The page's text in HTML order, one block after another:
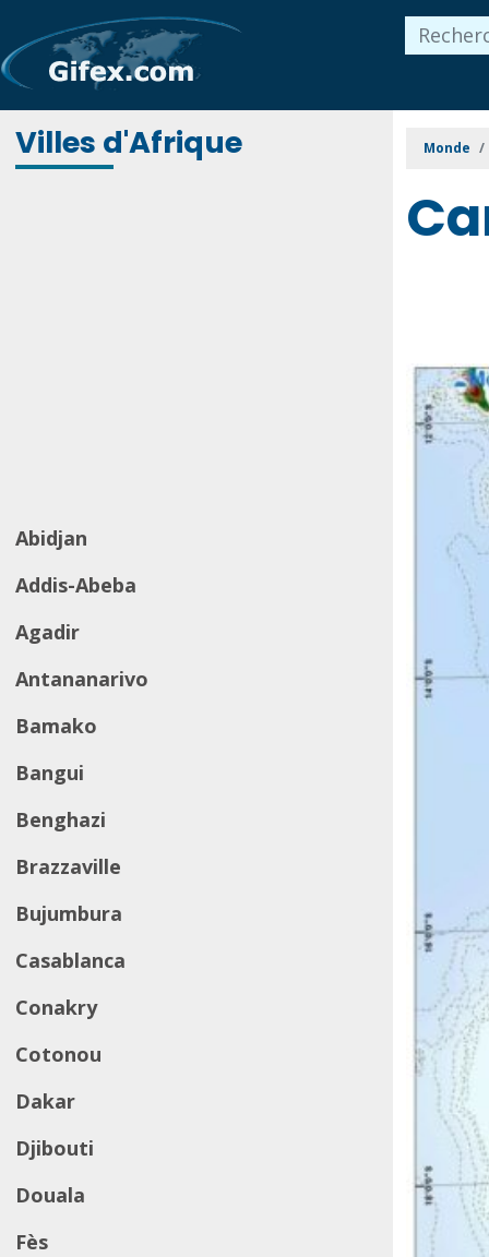
Villes d'Afrique
Abidjan
Addis-Abeba
Agadir
Antananarivo
Bamako
Bangui
Benghazi
Brazzaville
Bujumbura
Casablanca
Conakry
Cotonou
Dakar
Djibouti
Douala
Fès
Monde